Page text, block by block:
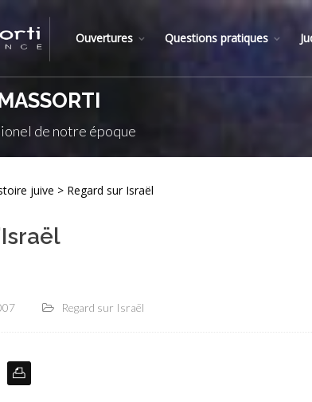
Ouvertures Questions pratiques
de notre époque
juive > Regard sur Israël
Regard sur Israël